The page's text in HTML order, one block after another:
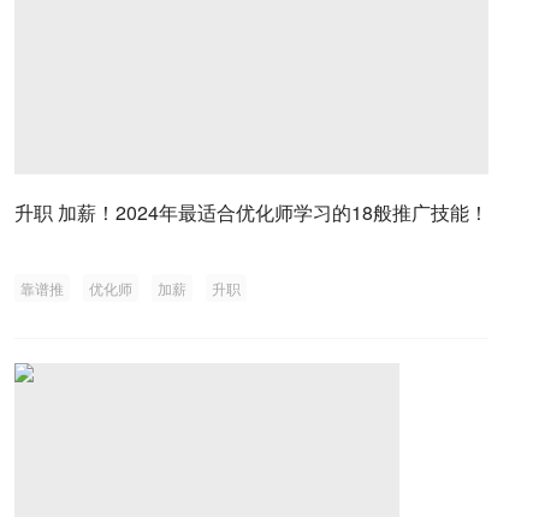
升职 加薪！2024年最适合优化师学习的18般推广技能！
靠谱推 优化师 加薪 升职